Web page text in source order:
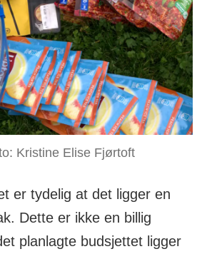
Kristine Elise Fjørtoft
er tydelig at det ligger en
Dette er ikke en billig
planlagte budsjettet ligger